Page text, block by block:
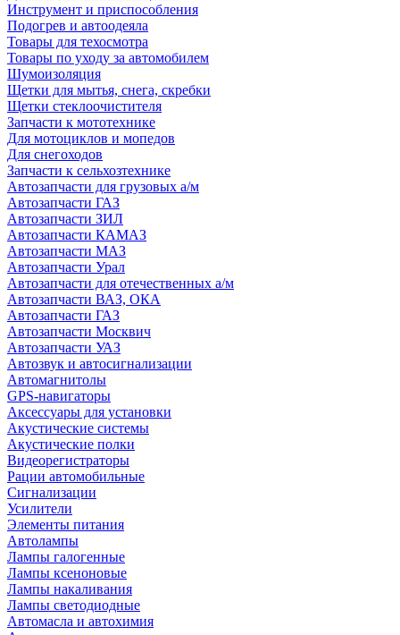
Инструмент и приспособления
Подогрев и автоодеяла
Товары для техосмотра
Товары по уходу за автомобилем
Шумоизоляция
Щетки для мытья, снега, скребки
Щетки стеклоочистителя
Запчасти к мототехнике
Для мотоциклов и мопедов
Для снегоходов
Запчасти к сельхозтехнике
Автозапчасти для грузовых а/м
Автозапчасти ГАЗ
Автозапчасти ЗИЛ
Автозапчасти КАМАЗ
Автозапчасти МАЗ
Автозапчасти Урал
Автозапчасти для отечественных а/м
Автозапчасти ВАЗ, ОКА
Автозапчасти ГАЗ
Автозапчасти Москвич
Автозапчасти УАЗ
Автозвук и автосигнализации
Автомагнитолы
GPS-навигаторы
Аксессуары для установки
Акустические системы
Акустические полки
Видеорегистраторы
Рации автомобильные
Сигнализации
Усилители
Элементы питания
Автолампы
Лампы галогенные
Лампы ксеноновые
Лампы накаливания
Лампы светодиодные
Автомасла и автохимия